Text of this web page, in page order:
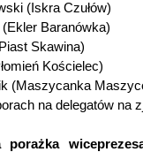
(Iskra Czułów)
Baranówka)
Skawina)
Kościelec)
(Maszycanka
na delegatów na
porażka